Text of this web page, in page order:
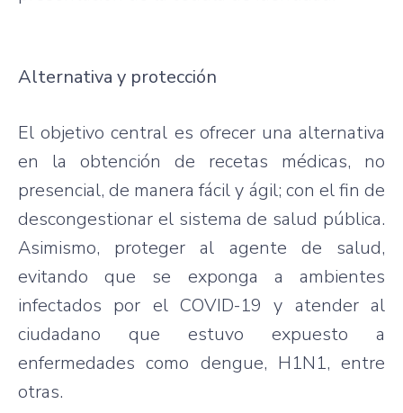
Alternativa y protección
El objetivo central es ofrecer una alternativa
en la obtención de recetas médicas, no
presencial, de manera fácil y ágil; con el fin de
descongestionar el sistema de salud pública.
Asimismo, proteger al agente de salud,
evitando que se exponga a ambientes
infectados por el COVID-19 y atender al
ciudadano que estuvo expuesto a
enfermedades como dengue, H1N1, entre
otras.